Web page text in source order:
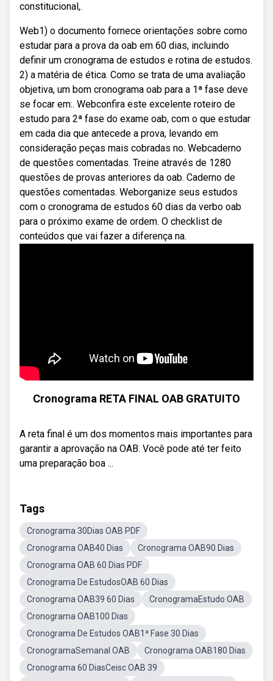
constitucional,.
Web1) o documento fornece orientações sobre como
estudar para a prova da oab em 60 dias, incluindo
definir um cronograma de estudos e rotina de estudos.
2) a matéria de ética. Como se trata de uma avaliação
objetiva, um bom cronograma oab para a 1ª fase deve
se focar em:. Webconfira este excelente roteiro de
estudo para 2ª fase do exame oab, com o que estudar
em cada dia que antecede a prova, levando em
consideração peças mais cobradas no. Webcaderno
de questões comentadas. Treine através de 1280
questões de provas anteriores da oab. Caderno de
questões comentadas. Weborganize seus estudos
com o cronograma de estudos 60 dias da verbo oab
para o próximo exame de ordem. O checklist de
conteúdos que vai fazer a diferença na.
Cronograma RETA FINAL OAB GRATUITO
A reta final é um dos momentos mais importantes para
garantir a aprovação na OAB. Você pode até ter feito
uma preparação boa ...
Tags
Cronograma 30Dias OAB PDF
Cronograma OAB40 Dias
Cronograma OAB90 Dias
Cronograma OAB 60 Dias PDF
Cronograma De EstudosOAB 60 Dias
Cronograma OAB39 60 Dias
CronogramaEstudo OAB
Cronograma OAB100 Dias
Cronograma De Estudos OAB1ª Fase 30 Dias
CronogramaSemanal OAB
Cronograma OAB180 Dias
Cronograma 60 DiasCeisc OAB 39